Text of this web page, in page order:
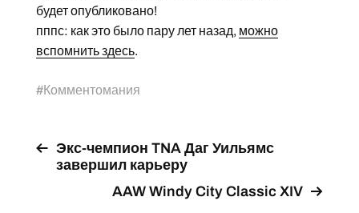
будет опубликовано!
пппс: как это было пару лет назад, можно
вспомнить здесь.
#Комментомания
Экс-чемпион TNA Даг Уильямс
завершил карьеру
AAW Windy City Classic XIV